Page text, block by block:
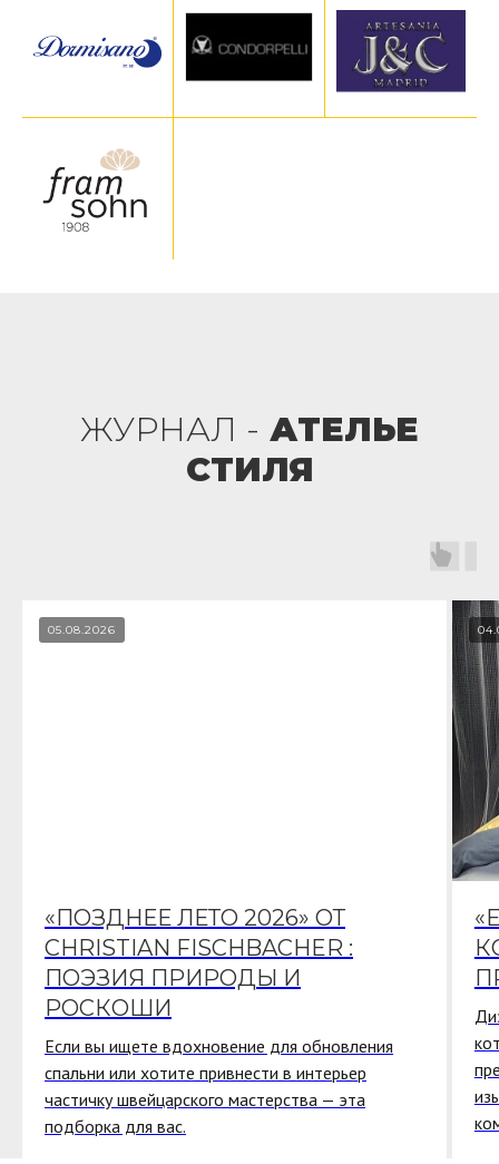
ЖУРНАЛ - АТЕЛЬЕ
СТИЛЯ
05.08.2026
«ПОЗДНЕЕ ЛЕТО 2026» ОТ
CHRISTIAN FISCHBACHER :
ПОЭЗИЯ ПРИРОДЫ И
РОСКОШИ
Если вы ищете вдохновение для обновления
спальни или хотите привнести в интерьер
частичку швейцарского мастерства — эта
подборка для вас.